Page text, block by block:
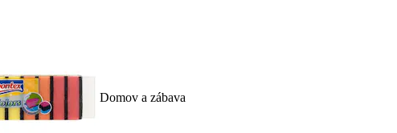
Domov a zábava